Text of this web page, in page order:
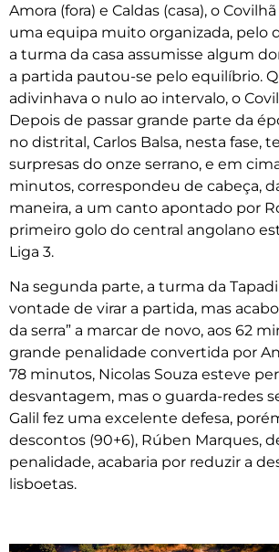
Amora (fora) e Caldas (casa), o
uma equipa muito organizada, pelo
a turma da casa assumisse algum
a partida pautou-se pelo equilíbrio.
adivinhava o nulo ao intervalo, o
Depois de passar grande parte da
no distrital, Carlos Balsa, nesta fase,
surpresas do onze serrano, e em
minutos, correspondeu de cabeça,
maneira, a um canto apontado por
primeiro golo do central angolano
Liga 3.
Na segunda parte, a turma da
vontade de virar a partida, mas
da serra” a marcar de novo, aos 62
grande penalidade convertida por
78 minutos, Nicolas Souza esteve
desvantagem, mas o guarda-redes
Galil fez uma excelente defesa,
descontos (90+6), Rúben Marques,
penalidade, acabaria por reduzir a
lisboetas.